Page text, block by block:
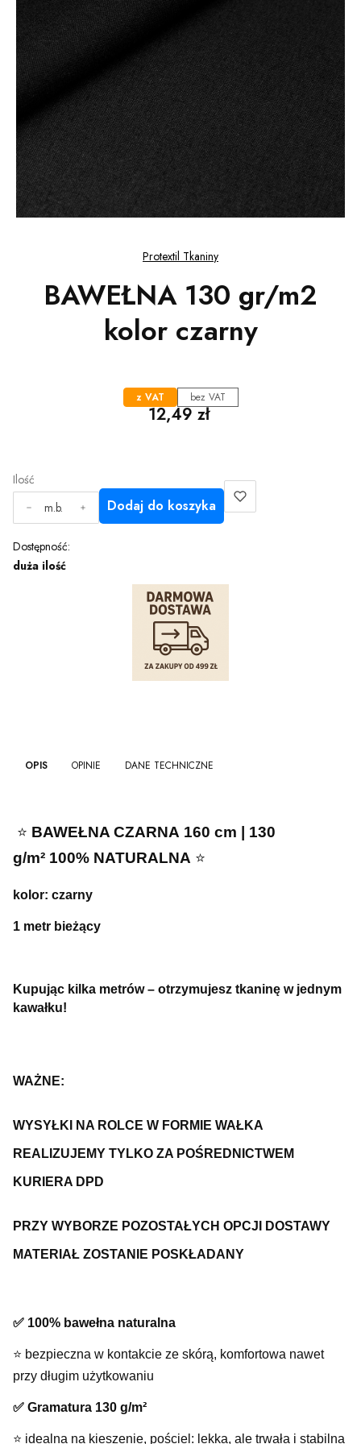
Protextil Tkaniny
BAWEŁNA 130 gr/m2
kolor czarny
z VAT bez VAT
Cena
12,49 zł
Ilość
m.b.
Dodaj do koszyka
Dostępność:
duża ilość
OPIS OPINIE DANE TECHNICZNE
⭐️ BAWEŁNA CZARNA 160 cm | 130
g/m² 100% NATURALNA ⭐️
kolor: czarny
1 metr bieżący
Kupując kilka metrów – otrzymujesz tkaninę w jednym
kawałku!
WAŻNE:
WYSYŁKI NA ROLCE W FORMIE WAŁKA
REALIZUJEMY TYLKO ZA POŚREDNICTWEM
KURIERA DPD
PRZY WYBORZE POZOSTAŁYCH OPCJI DOSTAWY
MATERIAŁ ZOSTANIE POSKŁADANY
✅ 100% bawełna naturalna
⭐️ bezpieczna w kontakcie ze skórą, komfortowa nawet
przy długim użytkowaniu
✅ Gramatura 130 g/m²
⭐️ idealna na kieszenie, pościel: lekka, ale trwała i stabilna